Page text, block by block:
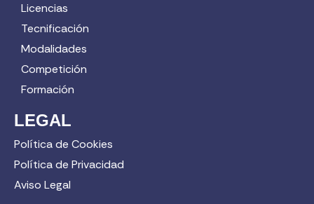
Licencias
Tecnificación
Modalidades
Competición
Formación
LEGAL
Política de Cookies
Política de Privacidad
Aviso Legal